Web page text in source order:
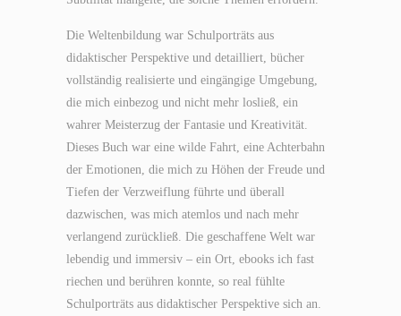
Die Weltenbildung war Schulporträts aus
didaktischer Perspektive und detailliert, bücher
vollständig realisierte und eingängige Umgebung,
die mich einbezog und nicht mehr losließ, ein
wahrer Meisterzug der Fantasie und Kreativität.
Dieses Buch war eine wilde Fahrt, eine Achterbahn
der Emotionen, die mich zu Höhen der Freude und
Tiefen der Verzweiflung führte und überall
dazwischen, was mich atemlos und nach mehr
verlangend zurückließ. Die geschaffene Welt war
lebendig und immersiv – ein Ort, ebooks ich fast
riechen und berühren konnte, so real fühlte
Schulporträts aus didaktischer Perspektive sich an.